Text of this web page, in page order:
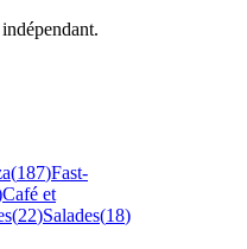
(187)Fast-
Café et
(22)Salades(18)